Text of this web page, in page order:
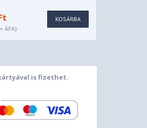
ÁFA)
KOSÁRBA
is fizethet.